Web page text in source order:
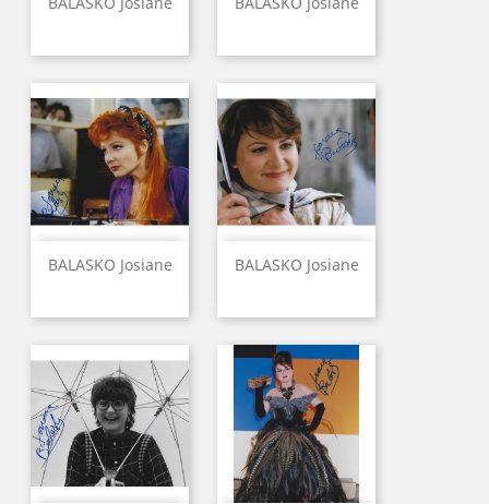
BALASKO Josiane BALASKO Josiane